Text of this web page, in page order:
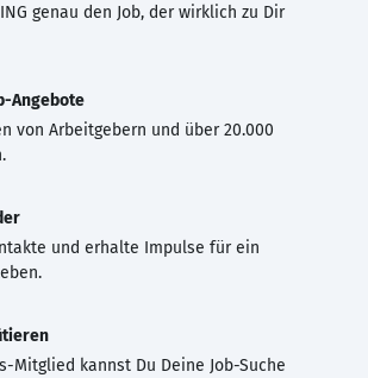
genau den Job, der wirklich zu Dir
Angebote
von Arbeitgebern und über 20.000
und erhalte Impulse für ein
Mitglied kannst Du Deine Job-Suche